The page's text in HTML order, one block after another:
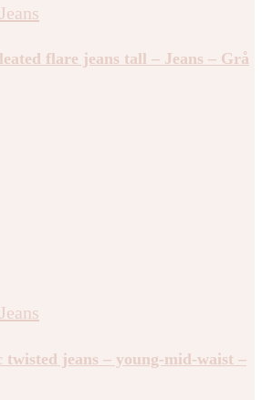
Jeans
flare jeans tall – Jeans – Grå
Jeans
jeans – young-mid-waist –